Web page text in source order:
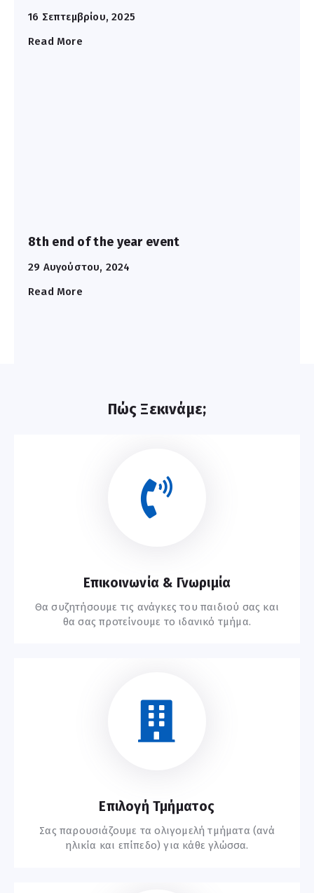
16 Σεπτεμβρίου, 2025
Read More
8th end of the year event
29 Αυγούστου, 2024
Read More
Πώς Ξεκινάμε;
Επικοινωνία & Γνωριμία
Θα συζητήσουμε τις ανάγκες του παιδιού σας και
θα σας προτείνουμε το ιδανικό τμήμα.
Επιλογή Τμήματος
Σας παρουσιάζουμε τα ολιγομελή τμήματα (ανά
ηλικία και επίπεδο) για κάθε γλώσσα.